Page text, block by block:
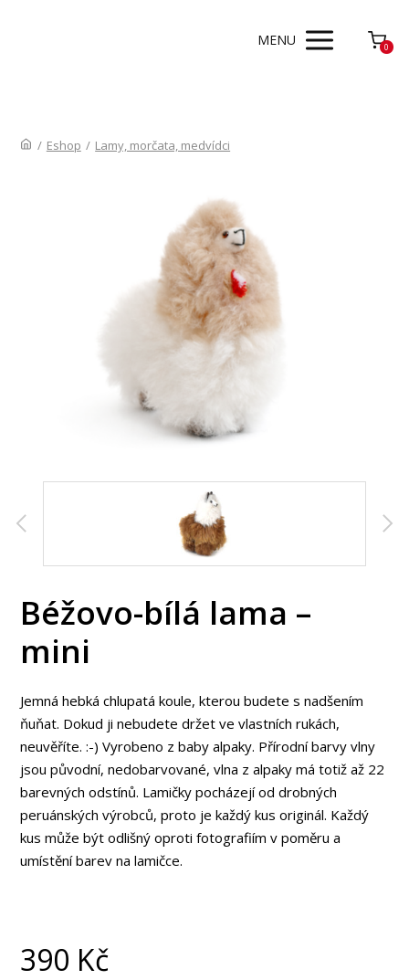
MENU 0
/ Eshop / Lamy, morčata, medvídci
Béžovo-bílá lama –
mini
Jemná hebká chlupatá koule, kterou budete s nadšením
ňuňat. Dokud ji nebudete držet ve vlastních rukách,
neuvěříte. :-) Vyrobeno z baby alpaky. Přírodní barvy vlny
jsou původní, nedobarvované, vlna z alpaky má totiž až 22
barevných odstínů. Lamičky pocházejí od drobných
peruánských výrobců, proto je každý kus originál. Každý
kus může být odlišný oproti fotografiím v poměru a
umístění barev na lamičce.
390 Kč